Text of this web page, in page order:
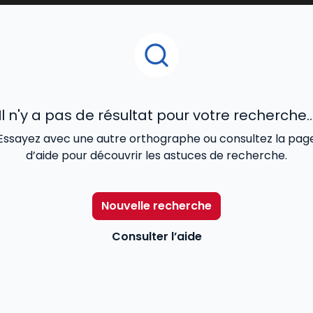
HSE, offrant ainsi auxjuristes, responsables
Il n'y a pas de résultat pour votre
avec une autre orthographe ou consultez la
d’aide pour découvrir les astuces de recherche.
Nouvelle recherche
Consulter l’aide